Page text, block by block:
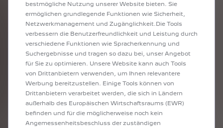
Können Dritte auf Ihre Daten zugreifen?
Ja, aber nur, wenn Sie dies genehmigen. Sie können
einem Dritten (z. B. einer Werkstatt, einem
Versicherer oder einem Dienstleister) unter den im
Datengesetz festgelegten Bedingungen den Zugriff
auf Ihre Daten erlauben
Wie lange haben Sie Zugriff auf Ihre Daten
Sie können gemäß den
Datenaufbewahrungsrichtlinien der Stellantis
Group auf die auf den Servern von Stellantis
gespeicherten Daten zugreifen.
bestmögliche Nutzung unserer Website bieten. Sie
ermöglichen grundlegende Funktionen wie Sicherheit,
Netzwerkmanagement und Zugänglichkeit.Die Tools
verbessern die Benutzerfreundlichkeit und Leistung durch
verschiedene Funktionen wie Spracherkennung und
Suchergebnisse und tragen so dazu bei, unser Angebot
für Sie zu optimieren. Unsere Website kann auch Tools
von Drittanbietern verwenden, um Ihnen relevantere
Werbung bereitzustellen. Einige Tools können von
Drittanbietern verarbeitet werden, die sich in Ländern
außerhalb des Europäischen Wirtschaftsraums (EWR)
befinden und für die möglicherweise noch kein
Angemessenheitsbeschluss der zuständigen